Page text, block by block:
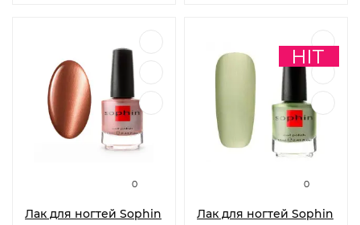
0
Лак для ногтей Sophin
0
Лак для ногтей Sophin